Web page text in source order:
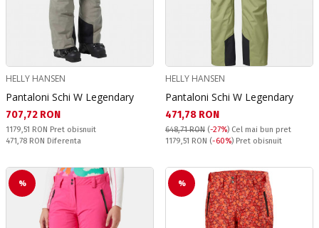
HELLY HANSEN
Pantaloni Schi W Legendary
Текуща цена:
707,72 RON
Pret obisnuit:
1179,51 RON Pret obisnuit
Спестявате:
471,78 RON Diferenta
HELLY HANSEN
Pantaloni Schi W Legendary
Текуща цена:
471,78 RON
648,71 RON (-27%) Cel mai bun pret
Pret obisnuit:
1179,51 RON (-60%) Pret obisnuit
% %